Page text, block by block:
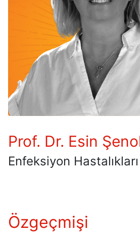
Prof. Dr. Esin
Enfeksiyon
Özgeçmişi